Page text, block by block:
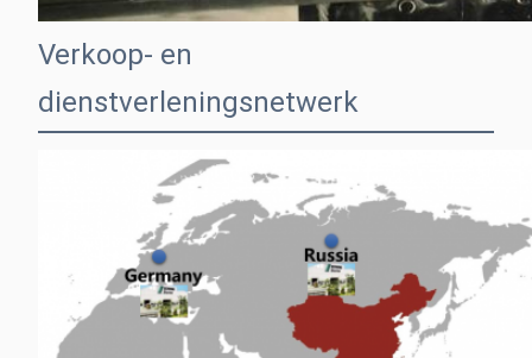
Verkoop- en
dienstverleningsnetwerk